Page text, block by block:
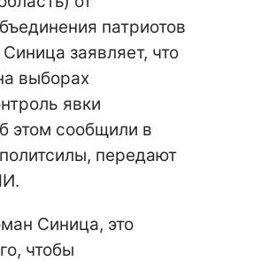
патриотов
заявляет, что
выборах
явки
этом сообщили в
передают
Синица, это
чтобы